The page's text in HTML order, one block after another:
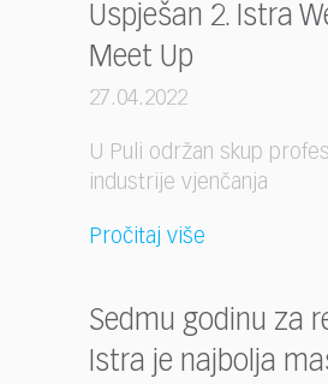
Uspješan 2. Istra
Meet Up
27.04.2022
U Puli održan skup
industrije vjenčanja
Pročitaj više
Sedmu godinu za
Istra je najbolja